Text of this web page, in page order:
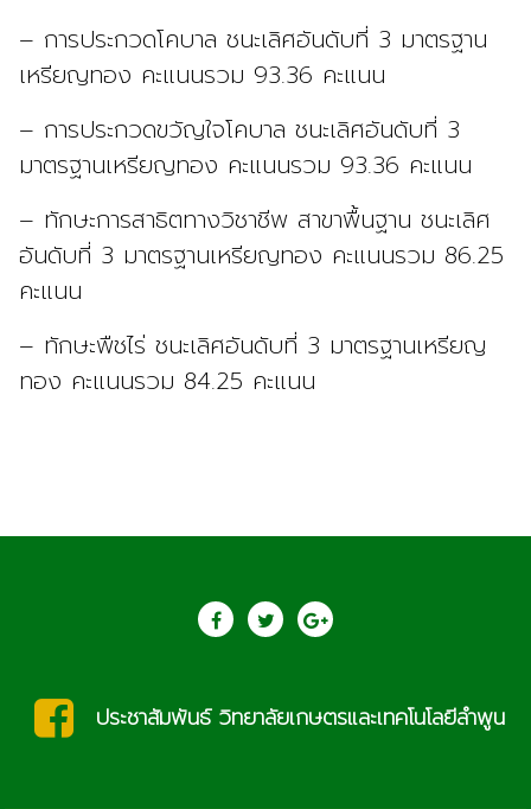
– การประกวดโคบาล ชนะเลิศอันดับที่ 3 มาตรฐาน
เหรียญทอง คะแนนรวม 93.36 คะแนน
– การประกวดขวัญใจโคบาล ชนะเลิศอันดับที่ 3
มาตรฐานเหรียญทอง คะแนนรวม 93.36 คะแนน
– ทักษะการสาธิตทางวิชาชีพ สาขาพื้นฐาน ชนะเลิศ
อันดับที่ 3 มาตรฐานเหรียญทอง คะแนนรวม 86.25
คะแนน
– ทักษะพืชไร่ ชนะเลิศอันดับที่ 3 มาตรฐานเหรียญ
ทอง คะแนนรวม 84.25 คะแนน
saraban@lcat.ac.th